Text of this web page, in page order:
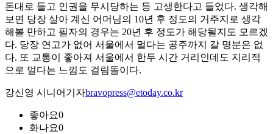
돈대로 들고 인권을 무시당하는 등 고생한다고 들었다. 생각해
보면 당장 살아 계신 어머님의 10년 후 정도의 거주지로 생각
해볼 만하고 필자의 경우는 20년 후 정도가 해당될지도 모르겠
다. 당장 연고가 없어 서울에서 멀다는 공주까지 갈 명분은 없
다. 또 교통이 좋아져 서울에서 한두 시간 거리인데도 지리적
으로 멀다는 느낌도 걸림돌이다.
강신영 시니어기자bravopress@etoday.co.kr
좋아요0
화나요0